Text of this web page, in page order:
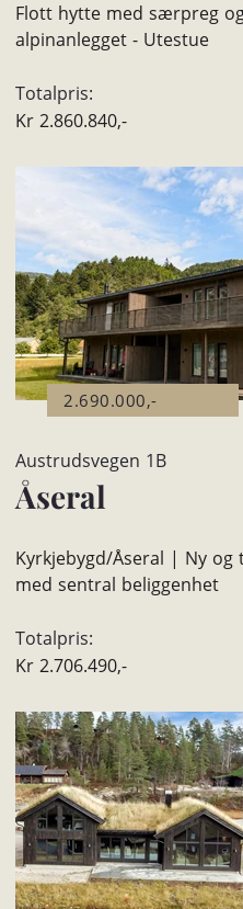
Flott hytte med særpreg
alpinanlegget - Utestue
Totalpris:
Kr 2.860.840,-
2.690.000,-
Austrudsvegen 1B
Åseral
Kyrkjebygd/Åseral | Ny
med sentral beliggenhet
Totalpris:
Kr 2.706.490,-